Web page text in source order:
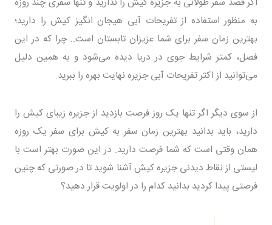
به منظور استفاده از تفریحات آبی هیجان انگیز کیش را دارید؛
بهترین زمان سفر برای شما عزیزان تابستان است.. چرا که در این
فصل، کمتر شرایط جوی در دریا دیده می‌شود و به همین دلیل
می‌توانید از اکثر تفریحات آبی جزیره نهایت بهره را ببرید.
از سوی دیگر اگر تنها یک روز فرصت بازدید از جزیره زیبای کیش را
دارید، باید بدانید بهترین زمان سفر به کیش برای سفر یک روزه
همان وقتی است که شما فرصت دارید. در این صورت بهتر است با
لیستی از نقاط دیدنی جزیره کیش آشنا شوید تا در صورتی که چنین
فرصتی پیدا کردید بدانید کدام را در اولویت قرار دهید؟